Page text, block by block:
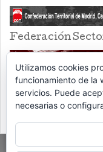
Federación
Utilizamos cookies
funcionamiento de la
servicios. Puede
necesarias o